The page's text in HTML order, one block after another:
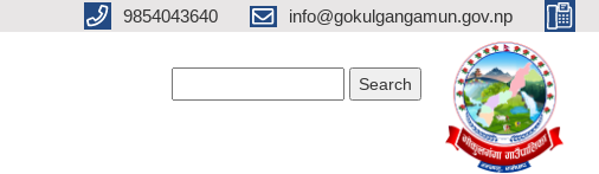
9854043640 info@gokulgangamun.gov.np